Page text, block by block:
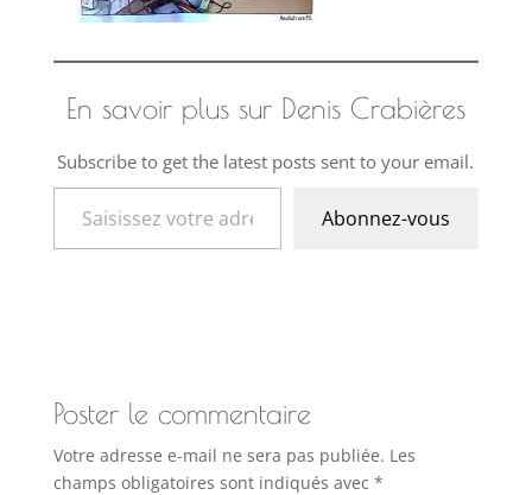
En savoir plus sur Denis Crabières
Subscribe to get the latest posts sent to your email.
Saisissez votre adresse e-mail…
Abonnez-vous
Poster le commentaire
Votre adresse e-mail ne sera pas publiée. Les
champs obligatoires sont indiqués avec *